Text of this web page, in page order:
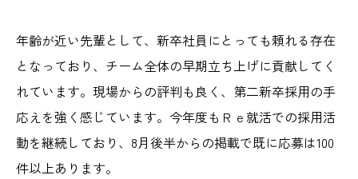
年齢が近い先輩として、新卒社員にとっても頼れる存在
となっており、チーム全体の早期立ち上げに貢献してく
れています。現場からの評判も良く、第二新卒採用の手
応えを強く感じています。今年度もＲｅ就活での採用活
動を継続しており、8月後半からの掲載で既に応募は100
件以上あります。